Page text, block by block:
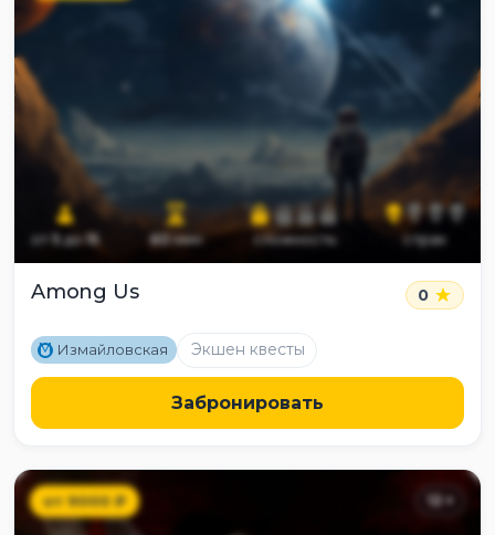
от 5до 15 60мин сложность страх
Among Us 0
M Измайловская Экшен квесты
Забронировать
от9000₽ 12+